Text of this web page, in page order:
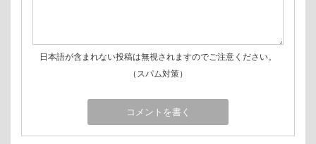
日本語が含まれない投稿は無視されますのでご注意ください。
（スパム対策）